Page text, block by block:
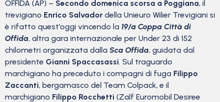
OFFIDA (AP) – Secondo domenica scorsa a Poggiana, il
trevigiano Enrico Salvador della Unieuro Wilier Trevigiani si
è rifatto quest’oggi vincendo la 19/a Coppa Città di
Offida, altra gara internazionale per Under 23 di 152
chilometri organizzata dalla Sca Offida, guidata dal
presidente Gianni Spaccasassi. Sul traguardo
marchigiano ha preceduto i compagni di fuga Filippo
Zaccanti, bergamasco del Team Colpack, e il
marchigiano Filippo Rocchetti (Zalf Euromobil Desiree